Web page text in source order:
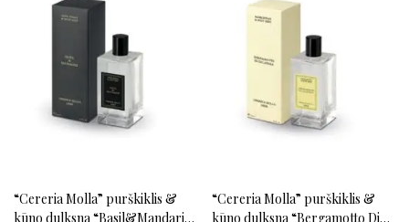
“Cereria Molla” purškiklis &
kūno dulksna “Basil&Mandarin”
“Cereria Molla” purškiklis &
kūno dulksna “Bergamotto Di